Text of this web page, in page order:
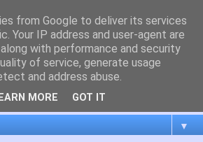
actualidad, proyectos, transporte,
participación, medio ambiente,
▼
from Google to deliver its services
Your IP address and user-agent are
with performance and security
of service, generate usage
and address abuse.
MORE GOT IT